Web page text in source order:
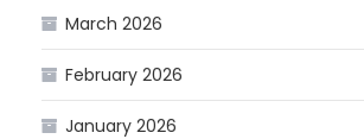
March 2026
February 2026
January 2026